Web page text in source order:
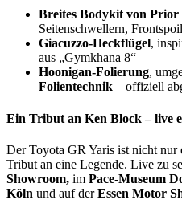
Breites Bodykit von Prior
Seitenschwellern,
Giacuzzo-Heckflügel,
aus „Gymkhana 8“
Hoonigan-Folierung,
Folientechnik – offiziell
Ein Tribut an Ken Block – live
Der Toyota GR Yaris ist nicht nur
Tribut an eine Legende. Live zu
Showroom, im Pace-Museum
Köln und auf derEssen Motor